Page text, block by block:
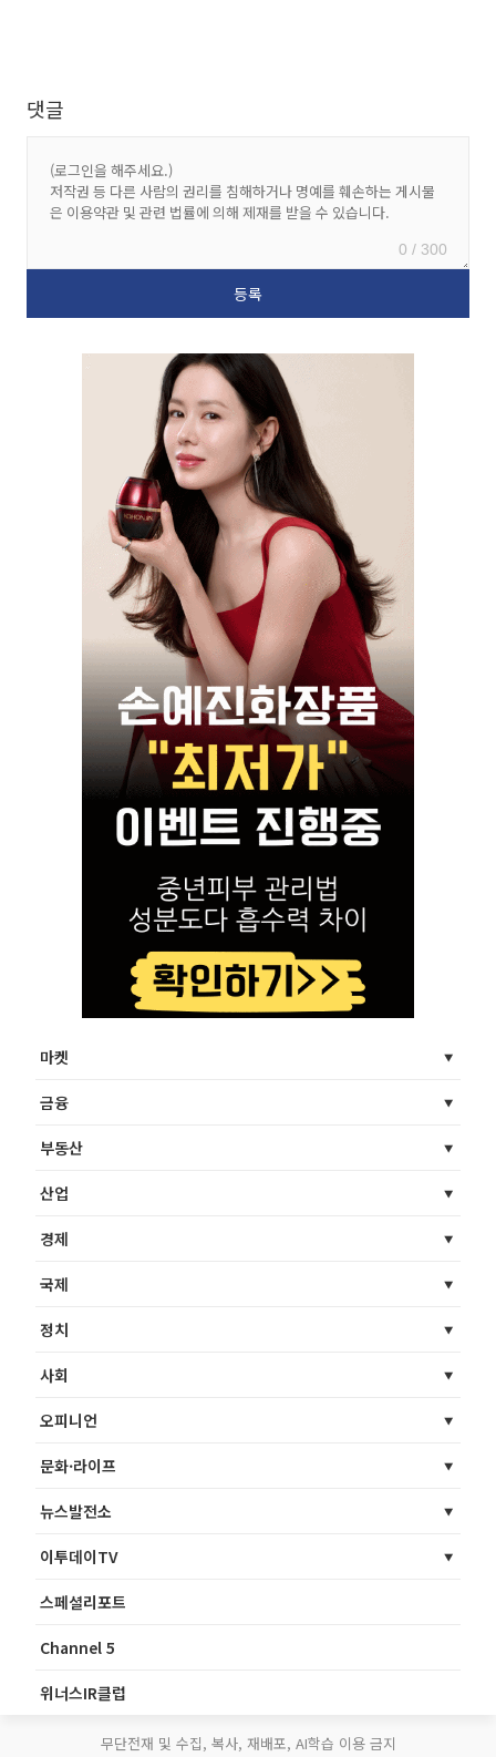
댓글
0 / 300
마켓
금융
부동산
산업
경제
국제
정치
사회
오피니언
문화·라이프
뉴스발전소
이투데이TV
스페셜리포트
Channel 5
위너스IR클럽
무단전재 및 수집, 복사, 재배포, AI학습 이용 금지